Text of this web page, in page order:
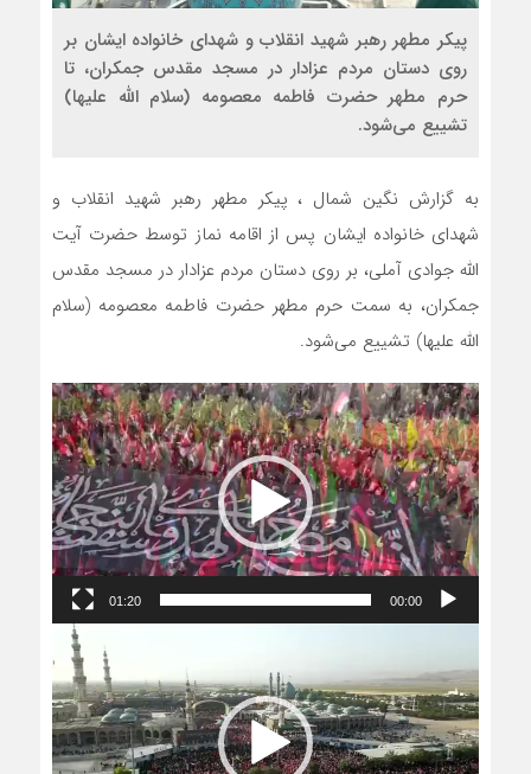
پیکر مطهر رهبر شهید انقلاب و شهدای خانواده ایشان بر
روی دستان مردم عزادار در مسجد مقدس جمکران، تا
حرم مطهر حضرت فاطمه معصومه (سلام الله علیها)
تشییع می‌شود.
به گزارش نگین شمال ، پیکر مطهر رهبر شهید انقلاب و
شهدای خانواده ایشان پس از اقامه نماز توسط حضرت آیت
الله جوادی آملی، بر روی دستان مردم عزادار در مسجد مقدس
جمکران، به سمت حرم مطهر حضرت فاطمه معصومه (سلام
الله علیها) تشییع می‌شود.
نمایشگر
ویدیو
00:00
01:20
ویدیو